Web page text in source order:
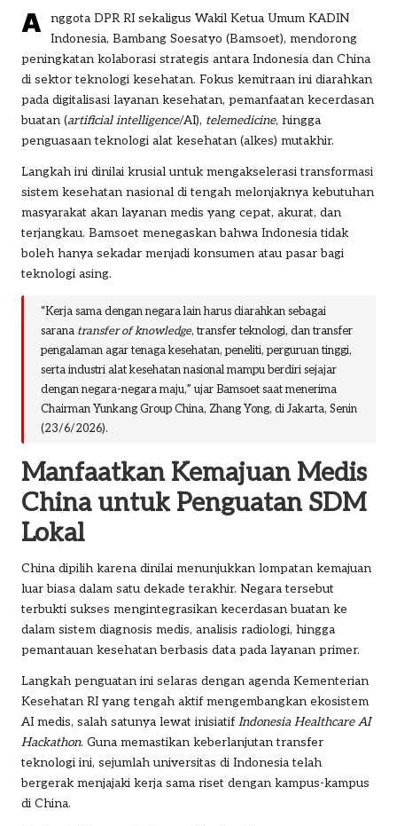
A
nggota DPR RI sekaligus Wakil Ketua Umum KADIN
Indonesia, Bambang Soesatyo (Bamsoet), mendorong
peningkatan kolaborasi strategis antara Indonesia dan China
di sektor teknologi kesehatan. Fokus kemitraan ini diarahkan
pada digitalisasi layanan kesehatan, pemanfaatan kecerdasan
buatan (artificial intelligence/AI), telemedicine, hingga
penguasaan teknologi alat kesehatan (alkes) mutakhir.
Langkah ini dinilai krusial untuk mengakselerasi transformasi
sistem kesehatan nasional di tengah melonjaknya kebutuhan
masyarakat akan layanan medis yang cepat, akurat, dan
terjangkau. Bamsoet menegaskan bahwa Indonesia tidak
boleh hanya sekadar menjadi konsumen atau pasar bagi
teknologi asing.
“Kerja sama dengan negara lain harus diarahkan sebagai
sarana transfer of knowledge, transfer teknologi, dan transfer
pengalaman agar tenaga kesehatan, peneliti, perguruan tinggi,
serta industri alat kesehatan nasional mampu berdiri sejajar
dengan negara-negara maju,” ujar Bamsoet saat menerima
Chairman Yunkang Group China, Zhang Yong, di Jakarta, Senin
(23/6/2026).
Manfaatkan Kemajuan Medis
China untuk Penguatan SDM
Lokal
China dipilih karena dinilai menunjukkan lompatan kemajuan
luar biasa dalam satu dekade terakhir. Negara tersebut
terbukti sukses mengintegrasikan kecerdasan buatan ke
dalam sistem diagnosis medis, analisis radiologi, hingga
pemantauan kesehatan berbasis data pada layanan primer.
Langkah penguatan ini selaras dengan agenda Kementerian
Kesehatan RI yang tengah aktif mengembangkan ekosistem
AI medis, salah satunya lewat inisiatif Indonesia Healthcare AI
Hackathon. Guna memastikan keberlanjutan transfer
teknologi ini, sejumlah universitas di Indonesia telah
bergerak menjajaki kerja sama riset dengan kampus-kampus
di China.